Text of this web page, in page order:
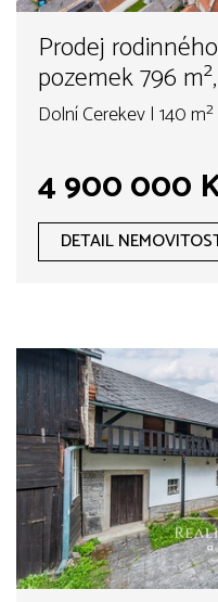
Prodej
Dolní Cerekev | 140 m²
4 900 000
DETAIL